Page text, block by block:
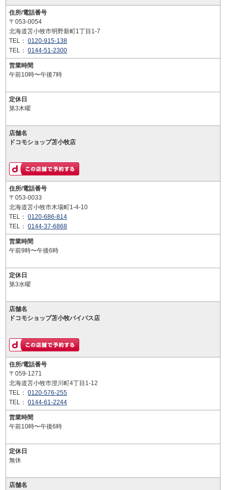
住所/電話番号
〒053-0054
北海道苫小牧市明野新町1丁目1-7
TEL： 0120-915-138
TEL： 0144-51-2300
営業時間
午前10時〜午後7時
定休日
第3木曜
店舗名
ドコモショップ苫小牧店
住所/電話番号
〒053-0033
北海道苫小牧市木場町1-4-10
TEL： 0120-686-814
TEL： 0144-37-6868
営業時間
午前9時〜午後6時
定休日
第3水曜
店舗名
ドコモショップ苫小牧バイパス店
住所/電話番号
〒059-1271
北海道苫小牧市澄川町4丁目1-12
TEL： 0120-576-255
TEL： 0144-61-2244
営業時間
午前10時〜午後6時
定休日
無休
店舗名